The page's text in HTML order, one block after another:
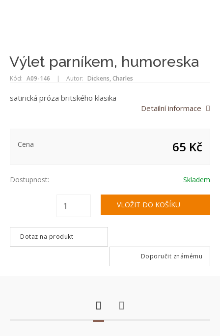
Výlet parníkem, humoreska
Kód: A09-146 | Autor: Dickens, Charles
satirická próza britského klasika
Detailní informace
Cena 65 Kč
Dostupnost: Skladem
Dotaz na produkt
Doporučit známému